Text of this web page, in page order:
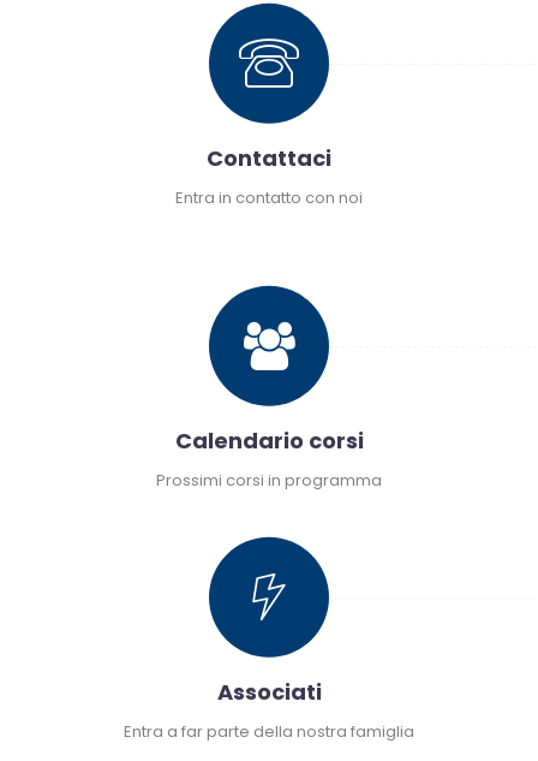
Contattaci
Entra in contatto con noi
Calendario corsi
Prossimi corsi in programma
Richiedi informazioni sui corsi di maggior interesse
Associati
Entra a far parte della nostra famiglia